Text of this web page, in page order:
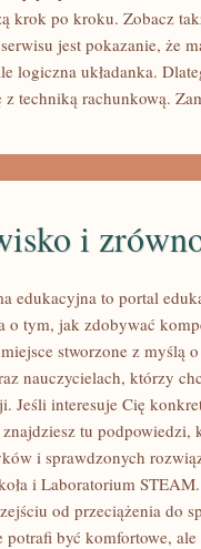
krok po kroku. Zobacz
jest pokazanie, że
logiczna układanka.
z techniką rachunkową.
i
edukacyjna to portal
o tym, jak zdobywać
stworzone z myślą
nauczycielach, którzy
Jeśli interesuje Cię
znajdziesz tu
i sprawdzonych
i Laboratorium
od przeciążenia do
potrafi być komfortowe,